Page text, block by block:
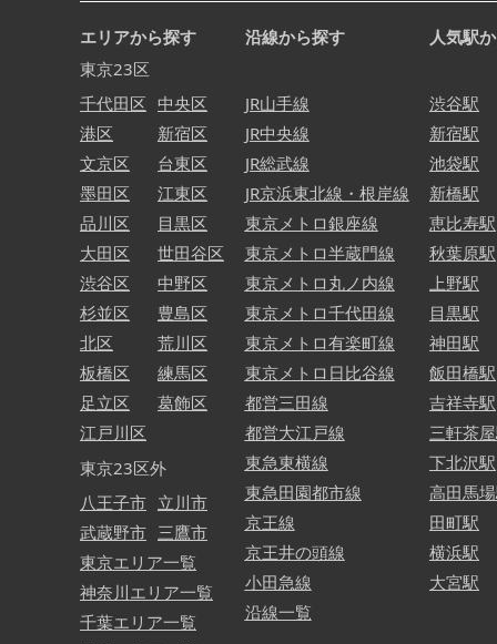
エリアから探す
東京23区
千代田区
港区
文京区
墨田区
品川区
大田区
渋谷区
杉並区
北区
板橋区
足立区
江戸川区
中央区
新宿区
台東区
江東区
目黒区
世田谷区
中野区
豊島区
荒川区
練馬区
葛飾区
東京23区外
八王子市
武蔵野市
立川市
三鷹市
東京エリア一覧
神奈川エリア一覧
千葉エリア一覧
沿線から探す
JR山手線
JR中央線
JR総武線
JR京浜東北線・根岸線
東京メトロ銀座線
東京メトロ半蔵門線
東京メトロ丸ノ内線
東京メトロ千代田線
東京メトロ有楽町線
東京メトロ日比谷線
都営三田線
都営大江戸線
東急東横線
東急田園都市線
京王線
京王井の頭線
小田急線
沿線一覧
人気駅
渋谷駅
新宿駅
池袋駅
新橋駅
恵比寿駅
秋葉原駅
上野駅
目黒駅
神田駅
飯田橋駅
吉祥寺駅
三軒茶
下北沢駅
高田馬
田町駅
横浜駅
大宮駅